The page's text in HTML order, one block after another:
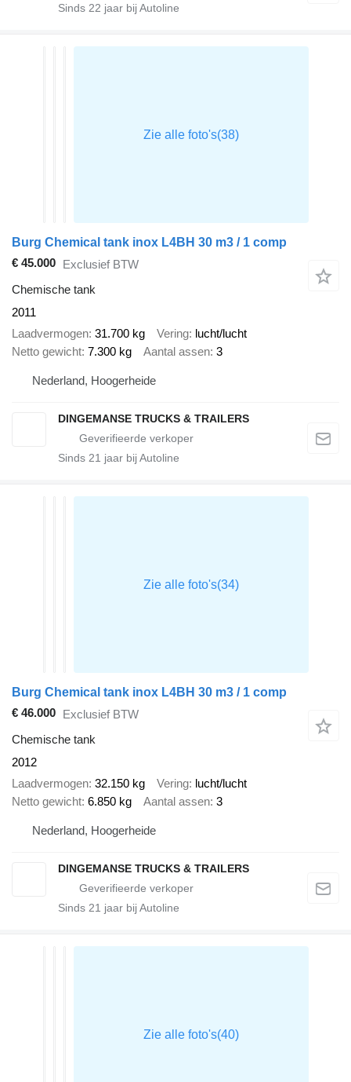
Sinds 22 jaar bij Autoline
Burg Chemical tank inox L4BH 30 m3 / 1 comp
€ 45.000 Exclusief BTW
Chemische tank
2011
Laadvermogen 31.700 kg Vering lucht/lucht
Netto gewicht 7.300 kg Aantal assen 3
Nederland, Hoogerheide
DINGEMANSE TRUCKS & TRAILERS
Sinds 21 jaar bij Autoline
Burg Chemical tank inox L4BH 30 m3 / 1 comp
€ 46.000 Exclusief BTW
Chemische tank
2012
Laadvermogen 32.150 kg Vering lucht/lucht
Netto gewicht 6.850 kg Aantal assen 3
Nederland, Hoogerheide
DINGEMANSE TRUCKS & TRAILERS
Sinds 21 jaar bij Autoline